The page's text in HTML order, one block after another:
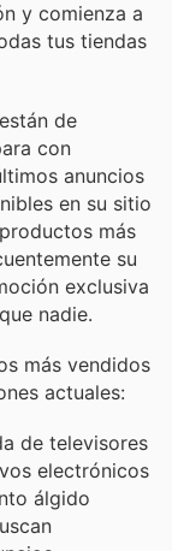
y comienza a
tus tiendas
de
con
anuncios
en su sitio
más
su
exclusiva
nadie.
más vendidos
actuales:
de televisores
electrónicos
álgido